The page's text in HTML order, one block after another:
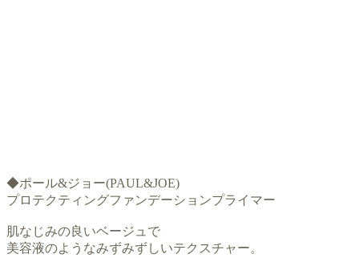
◆ポール&ジョー(PAUL&JOE)
プロテクティングファンデーションプライマー
肌なじみの良いベージュで
美容液のようなみずみずしいテクスチャー。